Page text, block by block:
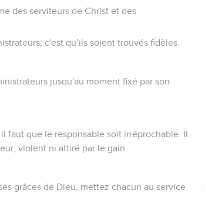
des serviteurs de Christ et des
c'est qu’ils soient trouvés fidèles.
jusqu'au moment fixé par son
faut que le responsable soit irréprochable. Il
violent ni attiré par le gain.
grâces de Dieu, mettez chacun au service